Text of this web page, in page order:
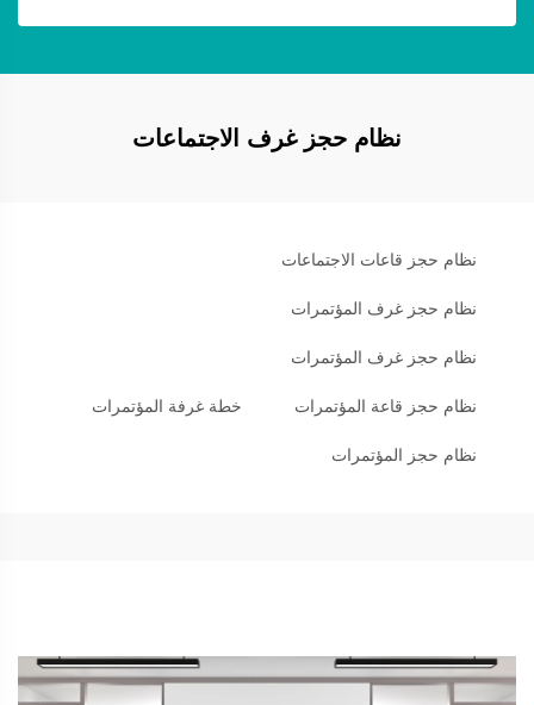
نظام حجز غرف الاجتماعات
نظام حجز قاعات الاجتماعات
نظام حجز غرف المؤتمرات
نظام حجز غرف المؤتمرات
نظام حجز قاعة المؤتمرات خطة غرفة المؤتمرات
نظام حجز المؤتمرات